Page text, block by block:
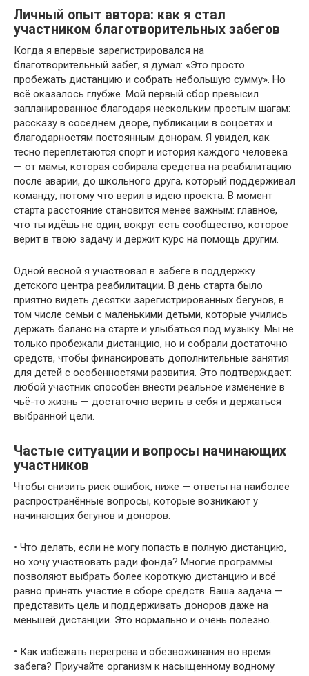
Личный опыт автора: как я стал
участником благотворительных забегов
Когда я впервые зарегистрировался на
благотворительный забег, я думал: «Это просто
пробежать дистанцию и собрать небольшую сумму». Но
всё оказалось глубже. Мой первый сбор превысил
запланированное благодаря нескольким простым шагам:
рассказу в соседнем дворе, публикации в соцсетях и
благодарностям постоянным донорам. Я увидел, как
тесно переплетаются спорт и история каждого человека
— от мамы, которая собирала средства на реабилитацию
после аварии, до школьного друга, который поддерживал
команду, потому что верил в идею проекта. В момент
старта расстояние становится менее важным: главное,
что ты идёшь не один, вокруг есть сообщество, которое
верит в твою задачу и держит курс на помощь другим.
Одной весной я участвовал в забеге в поддержку
детского центра реабилитации. В день старта было
приятно видеть десятки зарегистрированных бегунов, в
том числе семьи с маленькими детьми, которые учились
держать баланс на старте и улыбаться под музыку. Мы не
только пробежали дистанцию, но и собрали достаточно
средств, чтобы финансировать дополнительные занятия
для детей с особенностями развития. Это подтверждает:
любой участник способен внести реальное изменение в
чьё-то жизнь — достаточно верить в себя и держаться
выбранной цели.
Частые ситуации и вопросы начинающих
участников
Чтобы снизить риск ошибок, ниже — ответы на наиболее
распространённые вопросы, которые возникают у
начинающих бегунов и доноров.
• Что делать, если не могу попасть в полную дистанцию,
но хочу участвовать ради фонда? Многие программы
позволяют выбрать более короткую дистанцию и всё
равно принять участие в сборе средств. Ваша задача —
представить цель и поддерживать доноров даже на
меньшей дистанции. Это нормально и очень полезно.
• Как избежать перегрева и обезвоживания во время
забега? Приучайте организм к насыщенному водному